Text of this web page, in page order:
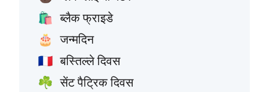
🛍️ ब्लैक फ्राइडे
🎂 जन्मदिन
🇫🇷 बस्तिल्ले दिवस
☘️ सेंट पैट्रिक दिवस